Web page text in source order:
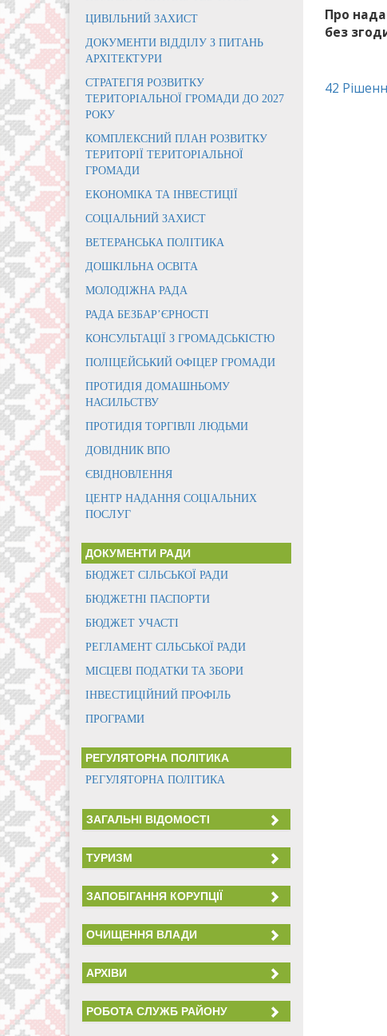
ЦИВІЛЬНИЙ ЗАХИСТ
ДОКУМЕНТИ ВІДДІЛУ З ПИТАНЬ
АРХІТЕКТУРИ
СТРАТЕГІЯ РОЗВИТКУ
ТЕРИТОРІАЛЬНОЇ ГРОМАДИ ДО 2027
РОКУ
КОМПЛЕКСНИЙ ПЛАН РОЗВИТКУ
ТЕРИТОРІЇ ТЕРИТОРІАЛЬНОЇ
ГРОМАДИ
ЕКОНОМІКА ТА ІНВЕСТИЦІЇ
СОЦІАЛЬНИЙ ЗАХИСТ
ВЕТЕРАНСЬКА ПОЛІТИКА
ДОШКІЛЬНА ОСВІТА
МОЛОДІЖНА РАДА
РАДА БЕЗБАР’ЄРНОСТІ
КОНСУЛЬТАЦІЇ З ГРОМАДСЬКІСТЮ
ПОЛІЦЕЙСЬКИЙ ОФІЦЕР ГРОМАДИ
ПРОТИДІЯ ДОМАШНЬОМУ
НАСИЛЬСТВУ
ПРОТИДІЯ ТОРГІВЛІ ЛЮДЬМИ
ДОВІДНИК ВПО
ЄВІДНОВЛЕННЯ
ЦЕНТР НАДАННЯ СОЦІАЛЬНИХ
ПОСЛУГ
ДОКУМЕНТИ РАДИ
БЮДЖЕТ СІЛЬСЬКОЇ РАДИ
БЮДЖЕТНІ ПАСПОРТИ
БЮДЖЕТ УЧАСТІ
РЕГЛАМЕНТ СІЛЬСЬКОЇ РАДИ
МІСЦЕВІ ПОДАТКИ ТА ЗБОРИ
ІНВЕСТИЦІЙНИЙ ПРОФІЛЬ
ПРОГРАМИ
РЕГУЛЯТОРНА ПОЛІТИКА
РЕГУЛЯТОРНА ПОЛІТИКА
ЗАГАЛЬНІ ВІДОМОСТІ
ТУРИЗМ
ЗАПОБІГАННЯ КОРУПЦІЇ
ОЧИЩЕННЯ ВЛАДИ
АРХІВИ
РОБОТА СЛУЖБ РАЙОНУ
Про
без
42